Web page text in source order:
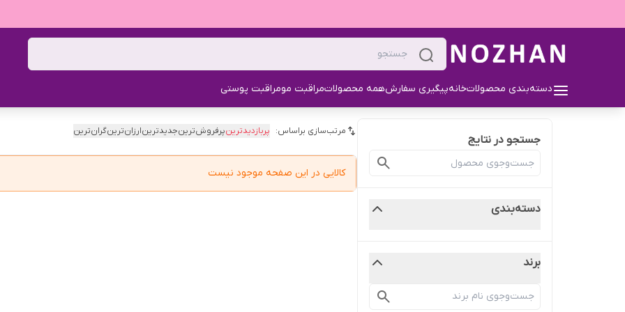
دسته‌بندی محصولاتخانهپیگیری سفارشهمه محصولاتمراقبت مومراقبت پوستی
جستجو در نتایج
دسته‌بندی
برند
مرتب‌سازی براساس: پربازدیدترینپرفروش‌ترینجدیدترینارزان‌ترینگران‌ترین
کالایی در این صفحه موجود نیست